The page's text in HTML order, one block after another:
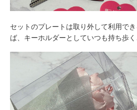
セットのプレートは取り外して利用で
ば、キーホルダーとしていつも持ち歩く